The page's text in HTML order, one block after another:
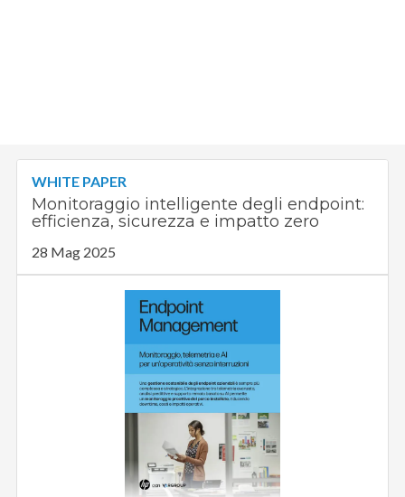
WHITE PAPER
Monitoraggio intelligente degli endpoint:
efficienza, sicurezza e impatto zero
28 Mag 2025